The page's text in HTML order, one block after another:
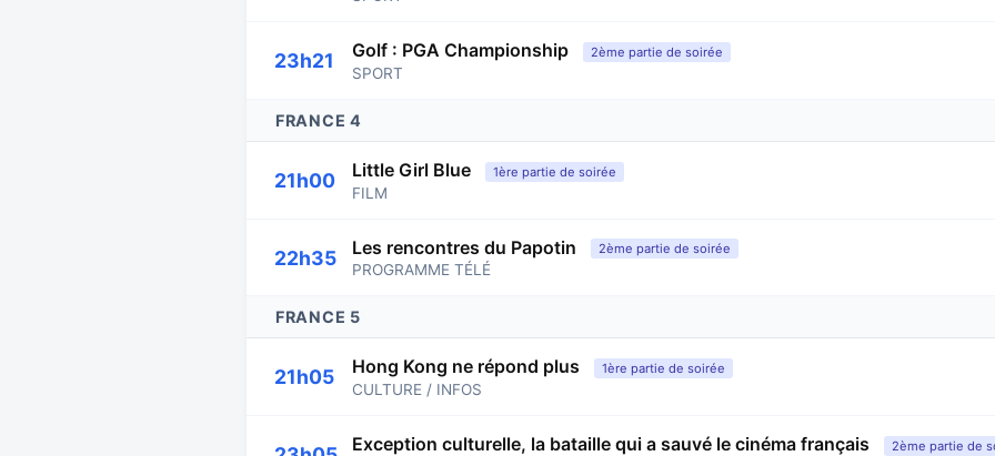
23h21 Golf : PGA Championship 2ème partie de soirée
SPORT
FRANCE 4
21h00 Little Girl Blue 1ère partie de soirée
FILM
22h35 Les rencontres du Papotin 2ème partie de soirée
PROGRAMME TÉLÉ
FRANCE 5
21h05 Hong Kong ne répond plus 1ère partie de soirée
CULTURE / INFOS
Exception culturelle, la bataille qui a sauvé le cinéma français 2ème partie de